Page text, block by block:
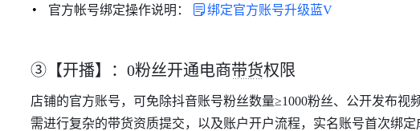
官方帐号绑定操作说明： 绑定官方账号升级蓝V
③【开播】：0粉丝开通电商带货权限
店铺的官方账号，可免除抖音账号粉丝数量≥1000粉丝、公开发布视
需进行复杂的带货资质提交，以及账户开户流程，实名账号首次绑